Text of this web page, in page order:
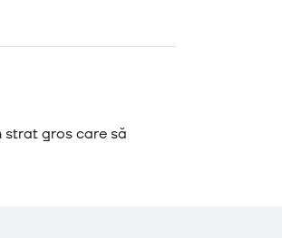
gros care să